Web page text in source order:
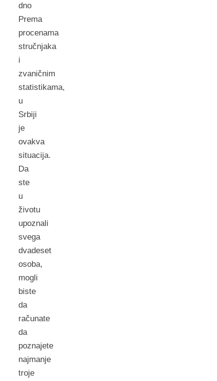
dno
Prema
procenama
stručnjaka
i
zvaničnim
statistikama,
u
Srbiji
je
ovakva
situacija.
Da
ste
u
životu
upoznali
svega
dvadeset
osoba,
mogli
biste
da
računate
da
poznajete
najmanje
troje